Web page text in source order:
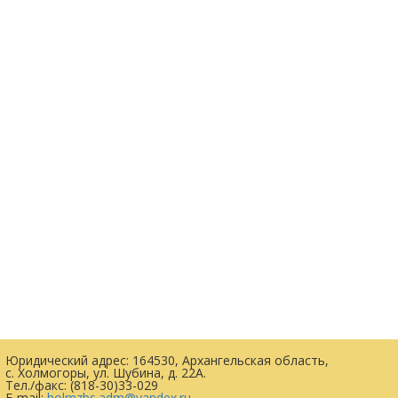
Юридический адрес: 164530, Архангельская область,
с. Холмогоры, ул. Шубина, д. 22А.
Тел./факс: (818-30)33-029